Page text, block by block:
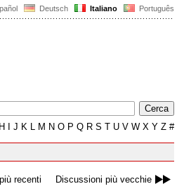
Deutsch Italiano Português
H J K L M N O P Q R S T U V W X Y Z #
recenti Discussioni più vecchie